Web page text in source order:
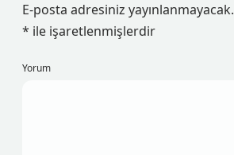
E-posta adresiniz yayınlanmayacak.
* ile işaretlenmişlerdir
Yorum